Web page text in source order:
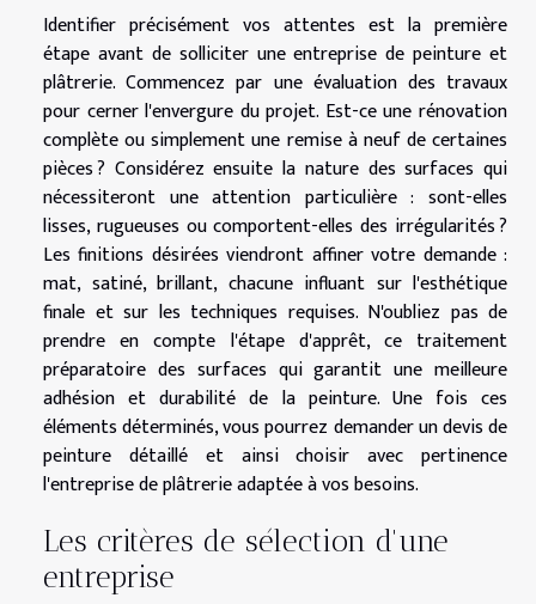
Identifier précisément vos attentes est la première
étape avant de solliciter une entreprise de peinture et
plâtrerie. Commencez par une évaluation des travaux
pour cerner l'envergure du projet. Est-ce une rénovation
complète ou simplement une remise à neuf de certaines
pièces ? Considérez ensuite la nature des surfaces qui
nécessiteront une attention particulière : sont-elles
lisses, rugueuses ou comportent-elles des irrégularités ?
Les finitions désirées viendront affiner votre demande :
mat, satiné, brillant, chacune influant sur l'esthétique
finale et sur les techniques requises. N'oubliez pas de
prendre en compte l'étape d'apprêt, ce traitement
préparatoire des surfaces qui garantit une meilleure
adhésion et durabilité de la peinture. Une fois ces
éléments déterminés, vous pourrez demander un devis de
peinture détaillé et ainsi choisir avec pertinence
l'entreprise de plâtrerie adaptée à vos besoins.
Les critères de sélection d'une
entreprise